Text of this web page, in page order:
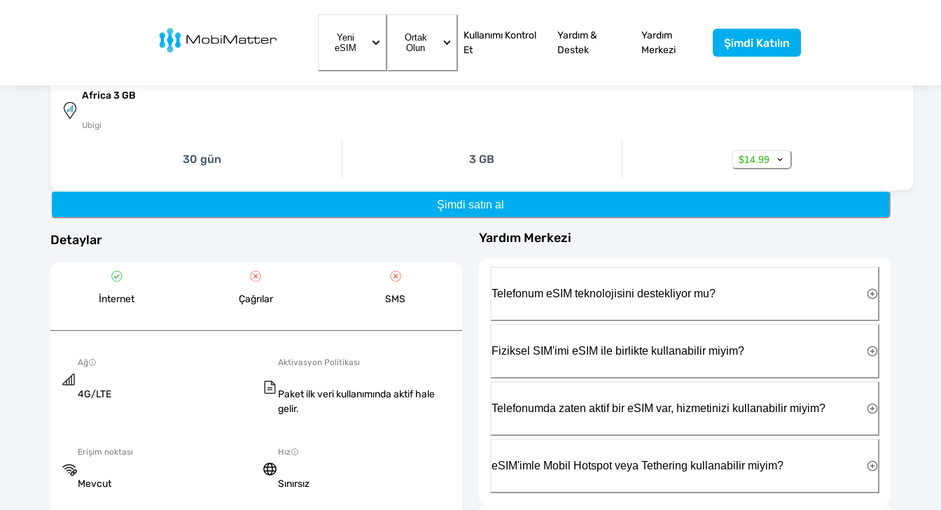
MobiMatter
Yeni
eSIM
Ortak
Olun
Kullanımı Kontrol
Et
Yardım &
Destek
Yardım
Merkezi
Şimdi Katılın
Africa 3 GB
Ubigi
30 gün 3 GB $14.99
Şimdi satın al
Detaylar
İnternet Çağrılar SMS
Ağ
4G/LTE
Aktivasyon Politikası
Paket ilk veri kullanımında aktif hale
gelir.
Erişim noktası
Mevcut
Hız
Sınırsız
Yardım Merkezi
Telefonum eSIM teknolojisini destekliyor mu?
Fiziksel SIM'imi eSIM ile birlikte kullanabilir miyim?
Telefonumda zaten aktif bir eSIM var, hizmetinizi kullanabilir miyim?
eSIM'imle Mobil Hotspot veya Tethering kullanabilir miyim?